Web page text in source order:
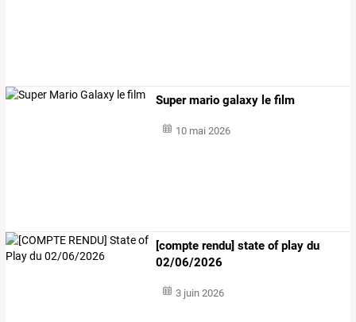
Super mario galaxy le film
10 mai 2026
[compte rendu] state of play du
02/06/2026
3 juin 2026